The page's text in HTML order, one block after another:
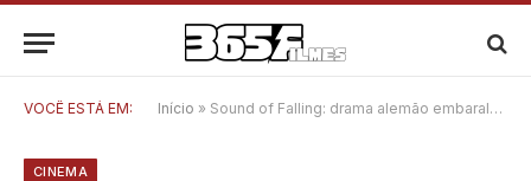
VOCÊ ESTÁ EM: Início » Sound of Falling: drama alemão embaralha o tempo para expor gerações marcadas pela dor
CINEMA